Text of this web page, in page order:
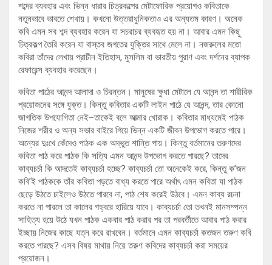
শব্দের ব্যবহার এবং ভিন্ন ধারার চিত্রকল্পের মেটাফোরিক প্রয়োগও কবিতাকে
নতুনভাবে ভাবতে শেখায়। কখনো উত্তরাধুনিকতাও এর অন্যতম কারণ। অনেক
কবি এমন সব শব্দ ব্যবহার করেন যা সচরাচর ব্যবহৃত হয় না। আবার এমন কিছু
চিত্রকল্প তৈরি করেন যা বাস্তব জগতের যুক্তির সাথে মেলে না। নজরুলের মতো
কবিরা তাঁদের লেখায় প্রাচীন ইতিহাস, মুসলিম বা ভারতীয় পুরাণ এবং দর্শনের ব্যাপক
রেফারেন্স ব্যবহার করেছেন।
কবিতা পাঠের আনন্দ আলাদা ও চিরন্তন। মানুষের ক্ষুধা মেটালে যে আনন্দ তা শারীরিক
প্রয়োজনের সঙ্গে যুক্ত। কিন্তু কবিতার একটি লাইন পাঠে যে আনন্দ, তার কোনো
জাগতিক উপযোগিতা নেই–তাকেই বলে আত্মার খোরাক। কবিতার মাধ্যমেই পাঠক
নিজের শরীর ও অন্য সভার বাইরে গিয়ে ভিন্ন একটি জীবন উপভোগ করতে পারে।
অন্যের দুঃখে কেঁদেও পাঠক এক অদ্ভুত শান্তি পায়। কিন্তু বর্তমানের তরুণদের
কবিতা পাঠ করে পাঠক কি সত্যি এমন আনন্দ উপভোগ করতে পারছে? তাদের
কাব্যচর্চা কি আদতেই কাব্যচর্চা হচ্ছে? কাব্যচর্চা তো অনেকেই করে, কিন্তু ক’জন
কবি’ই পাঠককে তাঁর কবিতা পড়তে বাধ্য করতে পারে অর্থাৎ এমন কবিতা যা পাঠক
ছেড়ে উঠতে চাইলেও উঠতে পারবে না, পাঠ শেষ করেই উঠবে। এমন কাব্য রচনা
করতে না পারলে তা কালের গহ্বরে হারিয়ে যাবে। কাব্যচর্চা তো তখনই মানসম্পন্ন
সাহিত্য হয়ে উঠে যখন পাঠক একবার পাঠ করার পর তা পরবর্তীতে আবার পাঠ করার
ইচ্ছায় নিজের কাছে যত্ন করে রাখবেন। বর্তমানে এমন কাব্যচর্চা কতজন তরুণ কবি
করতে পারছে? এসব বিষয় মাথায় নিয়ে তরুণ কবিদের কাব্যচর্চা করা সময়ের
প্রয়োজন।